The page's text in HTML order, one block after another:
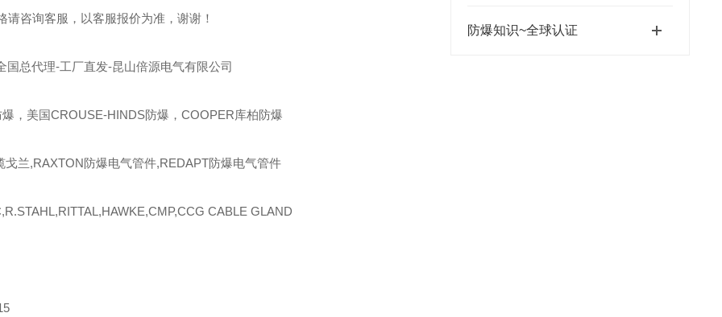
防爆知识~全球认证
请咨询客服，以客服报价为准，谢谢！
国总代理-工厂直发-昆山倍源电气有限公司
，美国CROUSE-HINDS防爆，COOPER库柏防爆
兰,RAXTON防爆电气管件,REDAPT防爆电气管件
CABLE GLAND